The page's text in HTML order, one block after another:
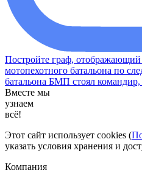
Постройте граф, отображающий
мотопехотного батальона по
батальона БМП стоял командир,
Вместе мы
узнаем
всё!
Этот сайт использует cookies (
указать условия хранения и
Компания